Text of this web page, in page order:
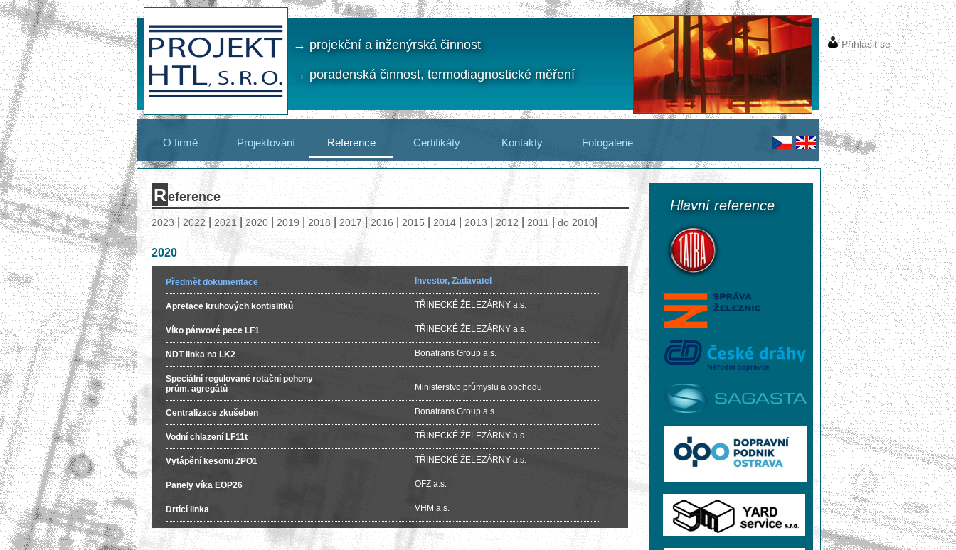
Přihlásit se
→ projekční a inženýrská činnost
→ poradenská činnost, termodiagnostické měření
O firmě Projektování Reference Certifikáty Kontakty Fotogalerie
Hlavní reference
Reference
2023 2022 2021 2020 2019 2018 2017 2016 2015 2014 2013 2012 2011 do 2010
2020
Předmět dokumentace Investor, Zadavatel
Apretace kruhových kontislitků TŘINECKÉ ŽELEZÁRNY a.s.
Víko pánvové pece LF1 TŘINECKÉ ŽELEZÁRNY a.s.
NDT linka na LK2 Bonatrans Group a.s.
Speciální regulované rotační pohony
prům. agregátů
Ministerstvo průmyslu a obchodu
Centralizace zkušeben Bonatrans Group a.s.
Vodní chlazení LF11t TŘINECKÉ ŽELEZÁRNY a.s.
Vytápění kesonu ZPO1 TŘINECKÉ ŽELEZÁRNY a.s.
Panely víka EOP26 OFZ a.s.
Drtící linka VHM a.s.